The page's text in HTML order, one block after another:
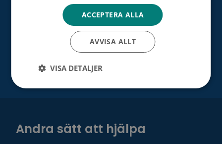
Dagsverkesinsamling
Testamentsdonation
Bli vår samarbetspartner
Andra sätt att hjälpa
ACCEPTERA ALLA
AVVISA ALLT
VISA DETALJER